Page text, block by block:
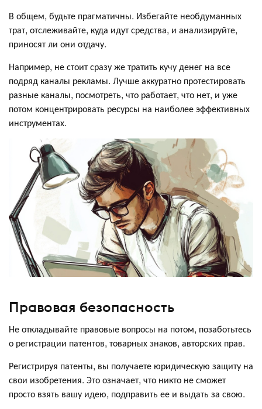
В общем, будьте прагматичны. Избегайте необдуманных
трат, отслеживайте, куда идут средства, и анализируйте,
приносят ли они отдачу.
Например, не стоит сразу же тратить кучу денег на все
подряд каналы рекламы. Лучше аккуратно протестировать
разные каналы, посмотреть, что работает, что нет, и уже
потом концентрировать ресурсы на наиболее эффективных
инструментах.
Правовая безопасность
Не откладывайте правовые вопросы на потом, позаботьтесь
о регистрации патентов, товарных знаков, авторских прав.
Регистрируя патенты, вы получаете юридическую защиту на
свои изобретения. Это означает, что никто не сможет
просто взять вашу идею, подправить ее и выдать за свою.